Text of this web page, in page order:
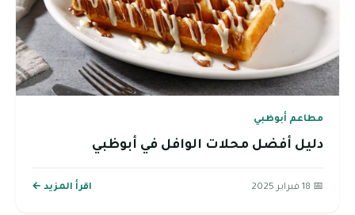
مطاعم أبوظبي
دليل أفضل محلات الوافل في أبوظبي
📅 18 فبراير 2025 اقرأ المزيد ←